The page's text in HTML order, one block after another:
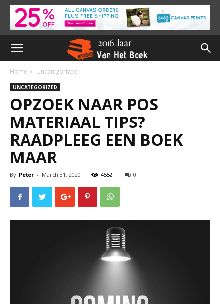
Home Uncategorized
UNCATEGORIZED
OPZOEK NAAR POS
MATERIAAL TIPS?
RAADPLEEG EEN BOEK
MAAR
By Peter - March 31, 2020 4552 0